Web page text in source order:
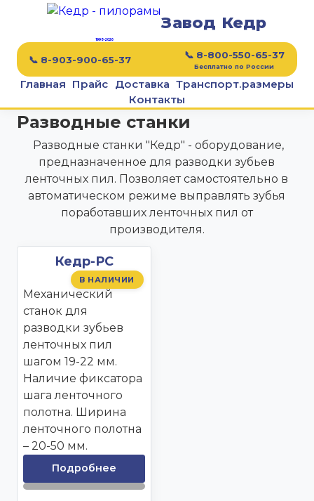
1998-2026
Завод Кедр
📞 8-903-900-65-37 📞 8-800-550-65-37
Бесплатно по России
Главная Прайс Доставка Транспорт.размеры
Контакты
Разводные станки
Разводные станки "Кедр" - оборудование,
предназначенное для разводки зубьев
ленточных пил. Позволяет самостоятельно в
автоматическом режиме выправлять зубья
поработавших ленточных пил от
производителя.
Кедр-РС
В НАЛИЧИИ
Механический
станок для
разводки зубьев
ленточных пил
шагом 19-22 мм.
Наличие фиксатора
шага ленточного
полотна. Ширина
ленточного полотна
– 20-50 мм.
Подробнее